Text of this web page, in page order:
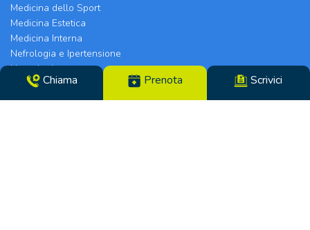
Medicina dello Sport
Medicina Estetica
Medicina Interna
Nefrologia e Ipertensione
Neurologia
Oculistica
Ortopedia
Chiama Prenota Scrivici